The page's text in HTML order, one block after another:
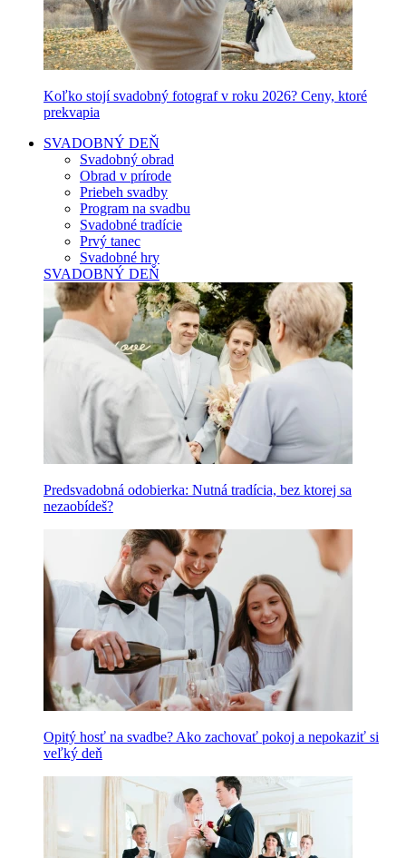
Koľko stojí svadobný fotograf v roku 2026? Ceny, ktoré
prekvapia
SVADOBNÝ DEŇ
Svadobný obrad
Obrad v prírode
Priebeh svadby
Program na svadbu
Svadobné tradície
Prvý tanec
Svadobné hry
SVADOBNÝ DEŇ
Predsvadobná odobierka: Nutná tradícia, bez ktorej sa
nezaobídeš?
Opitý hosť na svadbe? Ako zachovať pokoj a nepokaziť si
veľký deň